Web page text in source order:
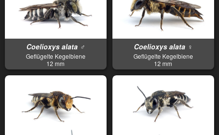
Coelioxys alata ♂
Geflügelte Kegelbiene
12 mm
Coelioxys alata ♀
Geflügelte Kegelbiene
12 mm